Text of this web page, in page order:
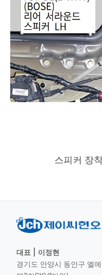
스피커 장
대표 | 이정현
경기도 안양시 동안구 엘